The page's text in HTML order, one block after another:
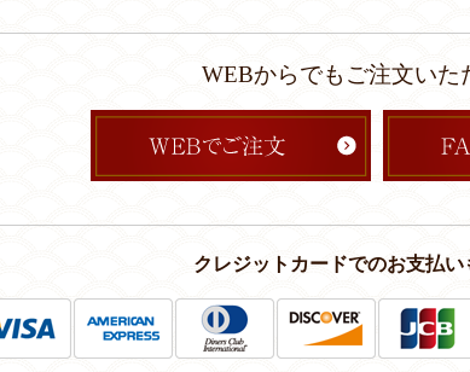
WEBからでもご注文いた
クレジットカードでのお支払い